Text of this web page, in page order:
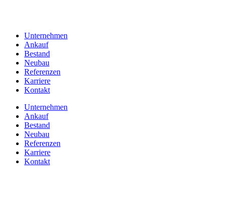
Unternehmen
Ankauf
Bestand
Neubau
Referenzen
Karriere
Kontakt
Unternehmen
Ankauf
Bestand
Neubau
Referenzen
Karriere
Kontakt